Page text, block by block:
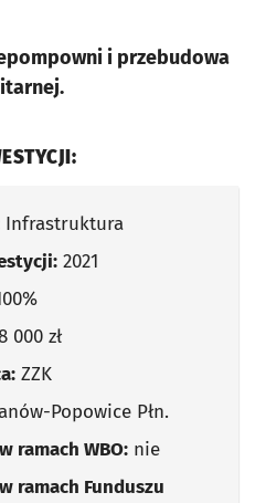
i przebudowa
Infrastruktura
2021
000 zł
ZZK
Popowice Płn.
ramach WBO: nie
ramach Funduszu